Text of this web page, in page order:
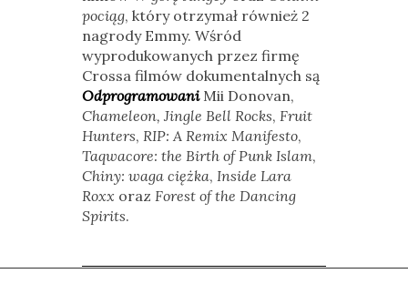
pociąg, który otrzymał również 2
nagrody Emmy. Wśród
wyprodukowanych przez firmę
Crossa filmów dokumentalnych są
Odprogramowani Mii Donovan,
Chameleon, Jingle Bell Rocks, Fruit
Hunters, RIP: A Remix Manifesto,
Taqwacore: the Birth of Punk Islam,
Chiny: waga ciężka, Inside Lara
Roxx oraz Forest of the Dancing
Spirits.